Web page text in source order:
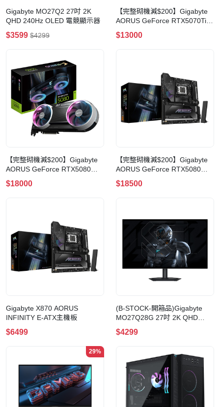
Gigabyte MO27Q2 27吋 2K
QHD 240Hz OLED 電競顯示器
$3599 $4299
【完整砌機減$200】Gigabyte
AORUS GeForce RTX5070Ti
INFINITY 16GB GDDR7 顯示卡
$13000
【完整砌機減$200】Gigabyte
AORUS GeForce RTX5080
INFINITY 16GB GDDR7 顯示卡
$18000
【完整砌機減$200】Gigabyte
AORUS GeForce RTX5080
XTREME WATERFORCE WB
16GB GDDR7 顯示卡
$18500
Gigabyte X870 AORUS
INFINITY E-ATX主機板
$6499
(B-STOCK-開箱品)Gigabyte
MO27Q28G 27吋 2K QHD
280Hz 第4代LG WOLED 電競
顯示器
$4299
29%